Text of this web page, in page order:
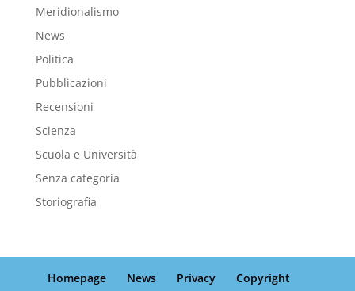
Meridionalismo
News
Politica
Pubblicazioni
Recensioni
Scienza
Scuola e Università
Senza categoria
Storiografia
Homepage News Privacy
Copyright